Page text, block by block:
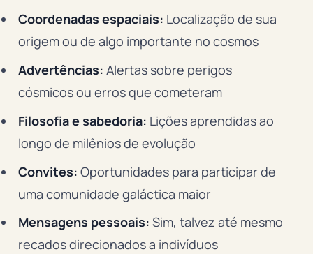
Coordenadas espaciais: Localização de sua
origem ou de algo importante no cosmos
Advertências: Alertas sobre perigos
cósmicos ou erros que cometeram
Filosofia e sabedoria: Lições aprendidas ao
longo de milênios de evolução
Convites: Oportunidades para participar de
uma comunidade galáctica maior
Mensagens pessoais: Sim, talvez até mesmo
recados direcionados a indivíduos